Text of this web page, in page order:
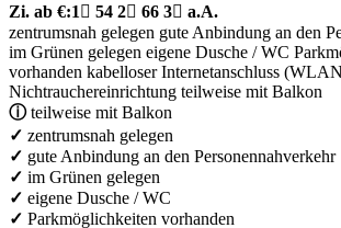
Zi. ab €:1  54 2 66 3 a.A.
zentrumsnah gelegen gute Anbindung an den
im Grünen gelegen eigene Dusche / WC
vorhanden kabelloser Internetanschluss
Nichtrauchereinrichtung teilweise mit Balkon
ⓘteilweise mit Balkon
✓ zentrumsnah gelegen
✓ gute Anbindung an den Personennahverkehr
✓ im Grünen gelegen
✓ eigene Dusche / WC
✓ Parkmöglichkeiten vorhanden